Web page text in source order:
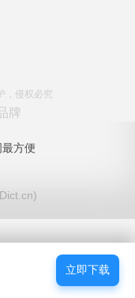
，侵权必究
牌
方便
立即下载
立即下载